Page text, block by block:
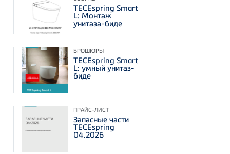
TECEspring Smart
L: Монтаж
унитаза-биде
БРОШЮРЫ
TECEspring Smart
L: умный унитаз-
биде
ПРАЙС-ЛИСТ
Запасные части
TECEspring
04.2026